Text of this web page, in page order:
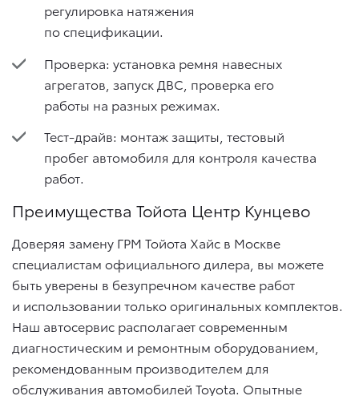
регулировка натяжения
по спецификации.
Проверка: установка ремня навесных
агрегатов, запуск ДВС, проверка его
работы на разных режимах.
Тест-драйв: монтаж защиты, тестовый
пробег автомобиля для контроля качества
работ.
Преимущества Тойота Центр Кунцево
Доверяя замену ГРМ Тойота Хайс в Москве
специалистам официального дилера, вы можете
быть уверены в безупречном качестве работ
и использовании только оригинальных комплектов.
Наш автосервис располагает современным
диагностическим и ремонтным оборудованием,
рекомендованным производителем для
обслуживания автомобилей Toyota. Опытные